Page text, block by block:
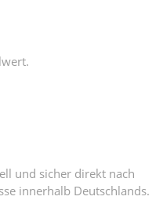
und sicher direkt nach
innerhalb Deutschlands.